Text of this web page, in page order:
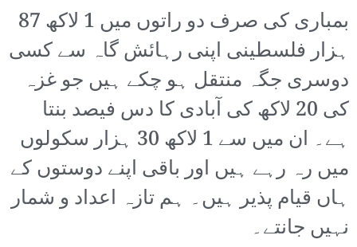
بمباری کی صرف دو راتوں میں 1 لاکھ 87
ہزار فلسطینی اپنی رہائش گاہ سے کسی
دوسری جگہ منتقل ہو چکے ہیں جو غزہ
کی 20 لاکھ کی آبادی کا دس فیصد بنتا
ہے۔ ان میں سے 1 لاکھ 30 ہزار سکولوں
میں رہ رہے ہیں اور باقی اپنے دوستوں کے
ہاں قیام پذیر ہیں۔ ہم تازہ اعداد و شمار
نہیں جانتے۔